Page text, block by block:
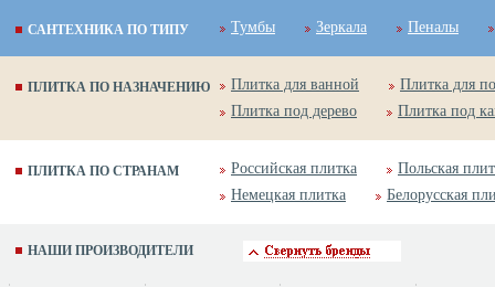
САНТЕХНИКА ПО ТИПУ Тумбы Зеркала Пеналы
ПЛИТКА ПО НАЗНАЧЕНИЮ Плитка для ванной
Плитка для
Плитка под дерево
Плитка под
ПЛИТКА ПО СТРАНАМ Российская плитка
Польская
Немецкая плитка
Белорусская
НАШИ ПРОИЗВОДИТЕЛИ